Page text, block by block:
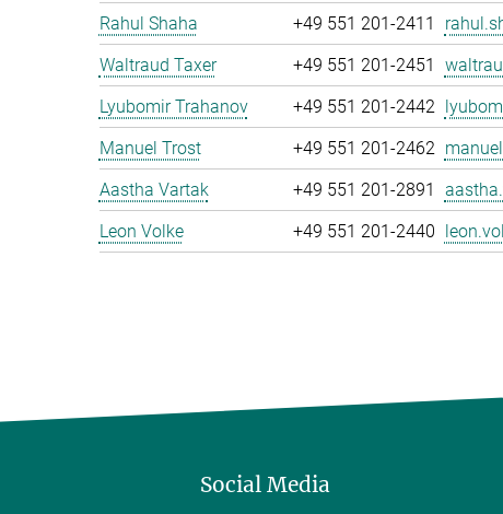
Rahul Shaha
+49 551 201-2411
Waltraud Taxer
+49 551 201-2451
Lyubomir Trahanov
+49 551 201-2442
Manuel Trost
+49 551 201-2462
Aastha Vartak
+49 551 201-2891
Leon Volke
+49 551 201-2440
Social Media